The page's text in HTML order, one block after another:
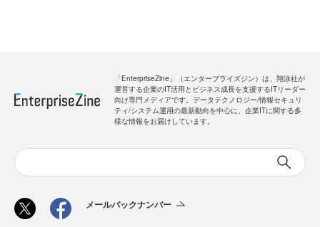
「EnterpriseZine」（エンタープライズジン）は、翔泳社が
運営する企業のIT活用とビジネス成長を支援するITリーダー
向け専門メディアです。データテクノロジー/情報セキュリ
ティ/システム運用の最新動向を中心に、企業ITに関する多
様な情報をお届けしています。
メールバックナンバー